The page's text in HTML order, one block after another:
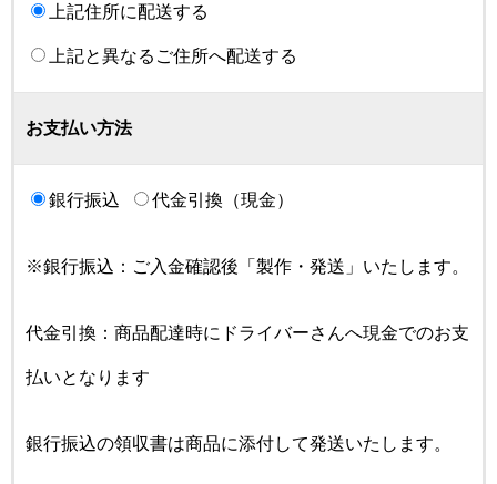
上記住所に配送する
上記と異なるご住所へ配送する
お支払い方法
銀行振込 代金引換（現金）
※銀行振込：ご入金確認後「製作・発送」いたします。
代金引換：商品配達時にドライバーさんへ現金でのお支
払いとなります
銀行振込の領収書は商品に添付して発送いたします。